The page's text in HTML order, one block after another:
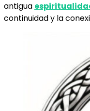
antigua
continuidad y la